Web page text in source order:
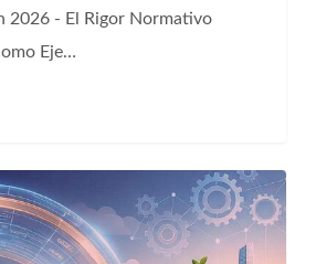
2026 - El Rigor Normativo
Eje…